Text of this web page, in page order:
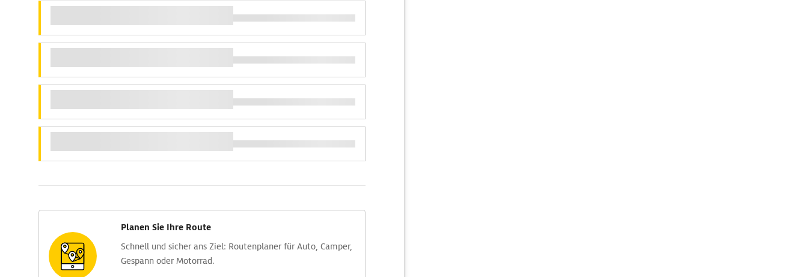
Planen Sie Ihre Route
Schnell und sicher ans Ziel: Routen­planer für Auto, Camper,
Gespann oder Motorrad.